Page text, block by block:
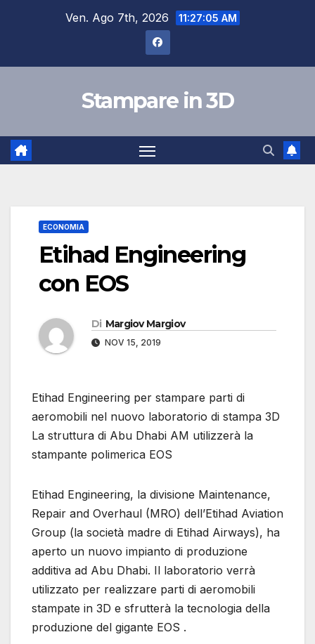
Ven. Ago 7th, 2026 11:27:06 AM
Stampare in 3D
ECONOMIA
Etihad Engineering
con EOS
Di Margiov Margiov
NOV 15, 2019
Etihad Engineering per stampare parti di
aeromobili nel nuovo laboratorio di stampa 3D
La struttura di Abu Dhabi AM utilizzerà la
stampante polimerica EOS
Etihad Engineering, la divisione Maintenance,
Repair and Overhaul (MRO) dell’Etihad Aviation
Group (la società madre di Etihad Airways), ha
aperto un nuovo impianto di produzione
additiva ad Abu Dhabi. Il laboratorio verrà
utilizzato per realizzare parti di aeromobili
stampate in 3D e sfrutterà la tecnologia della
produzione del gigante EOS .